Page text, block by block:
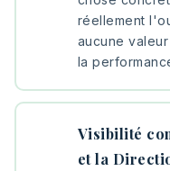
réellement
aucune
la
Visibilité
et la